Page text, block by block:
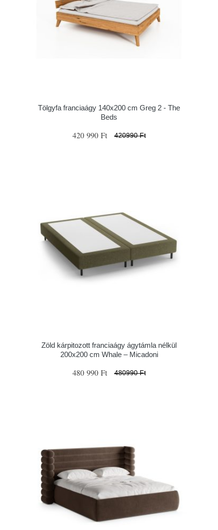
Tölgyfa franciaágy 140x200 cm Greg 2 - The
Beds
420 990 Ft 420990 Ft
Zöld kárpitozott franciaágy ágytámla nélkül
200x200 cm Whale – Micadoni
480 990 Ft 480990 Ft